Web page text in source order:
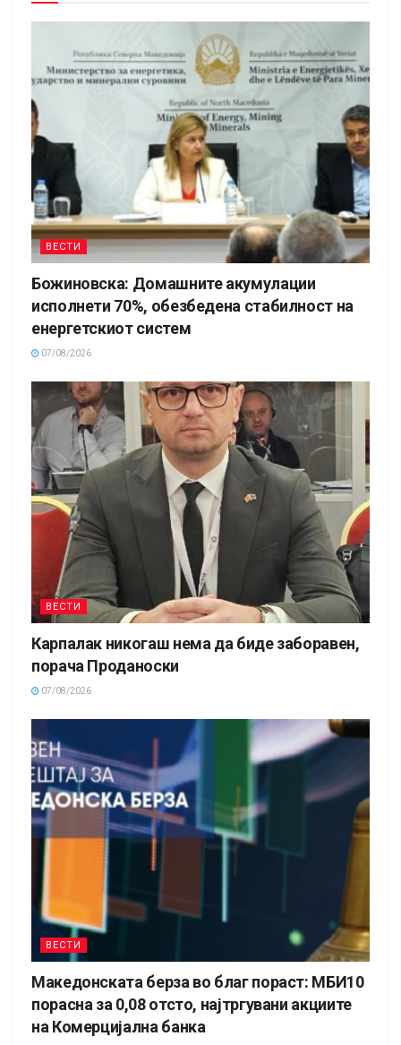
ВЕСТИ
Божиновска: Домашните акумулации
исполнети 70%, обезбедена стабилност на
енергетскиот систем
07/08/2026
ВЕСТИ
Карпалак никогаш нема да биде заборавен,
порача Проданоски
07/08/2026
ВЕСТИ
Македонската берза во благ пораст: МБИ10
порасна за 0,08 отсто, најтргувани акциите
на Комерцијална банка